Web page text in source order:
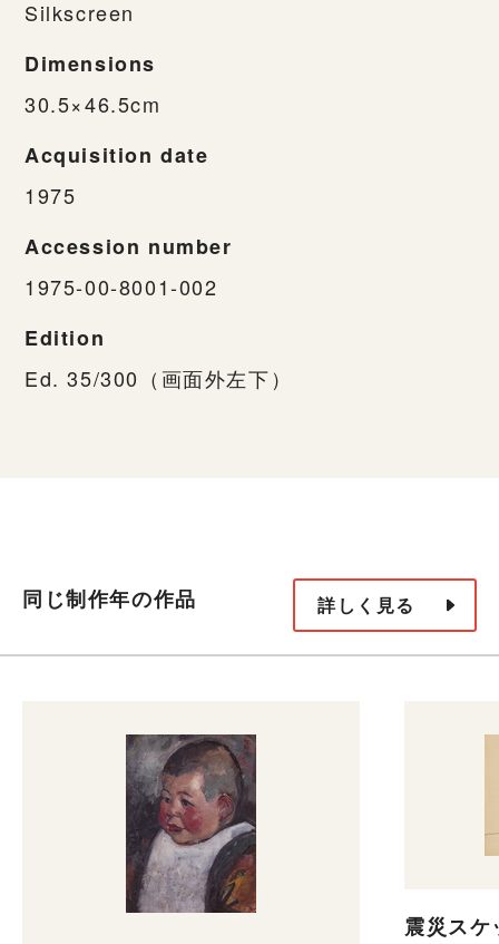
Silkscreen
Dimensions
30.5×46.5cm
Acquisition date
1975
Accession number
1975-00-8001-002
Edition
Ed. 35/300（画面外左下）
同じ制作年の作品 詳しく見る
震災ス